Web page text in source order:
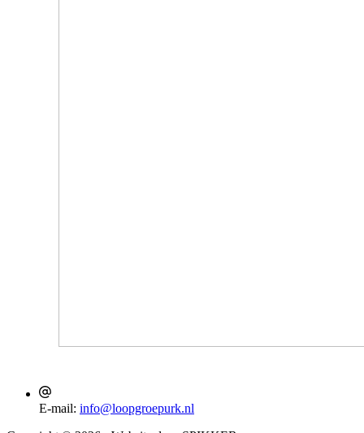
E-mail: info@loopgroepurk.nl